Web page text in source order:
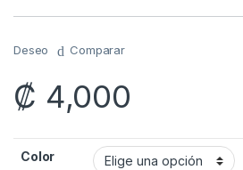
Deseo Comparar
₡ 4,000
Color